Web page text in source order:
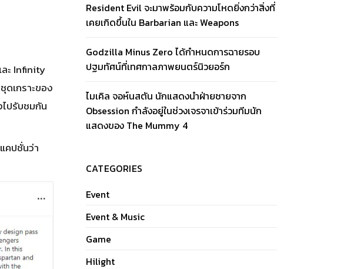
ะ Infinity
ดเกราะของ
ไปรับชมกัน
คปชั่นว่า
Resident Evil จะมาพร้อมกับความโหดยิ่งกว่าสิ่งที่
เคยเกิดขึ้นใน Barbarian และ Weapons
Godzilla Minus Zero ได้กำหนดการฉายรอบ
ปฐมทัศน์ที่เทศกาลภาพยนตร์นิวยอร์ก
ไมเคิล จอห์นสตัน นักแสดงนำฝ่ายชายจาก
Obsession กำลังอยู่ในช่วงเจรจาเข้าร่วมทีมนัก
แสดงของ The Mummy 4
CATEGORIES
Event
Event & Music
Game
Hilight